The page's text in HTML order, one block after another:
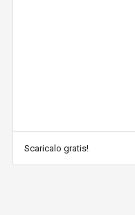
Scaricalo gratis!